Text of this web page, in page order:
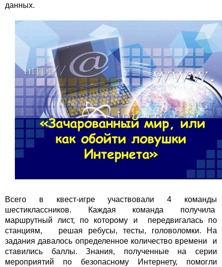
данных.
Всего в квест-игре участвовали 4 команды
шестиклассников. Каждая команда получила
маршрутный лист, по которому и передвигалась по
станциям, решая ребусы, тесты, головоломки. На
задания давалось определенное количество времени и
ставились баллы. Знания, полученные на серии
мероприятий по безопасному Интернету, помогли